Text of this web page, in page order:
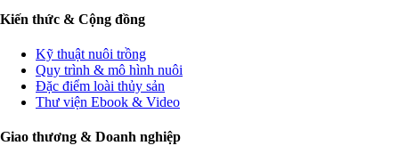
Kiến thức & Cộng đồng
Kỹ thuật nuôi trồng
Quy trình & mô hình nuôi
Đặc điểm loài thủy sản
Thư viện Ebook & Video
Giao thương & Doanh nghiệp